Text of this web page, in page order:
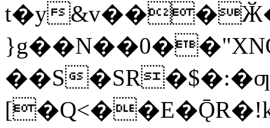
t�у
��S